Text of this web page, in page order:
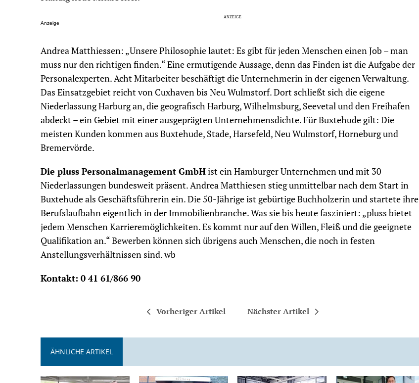
Anzeige
Andrea Matthiessen: „Unsere Philosophie lautet: Es gibt für jeden Menschen einen Job – man
muss nur den richtigen finden.“ Eine ermutigende Aussage, denn das Finden ist die Aufgabe der
Personalexperten. Acht Mitarbeiter beschäftigt die Unternehmerin in der eigenen Verwaltung.
Das Einsatzgebiet reicht von Cuxhaven bis Neu Wulmstorf. Dort schließt sich die eigene
Niederlassung Harburg an, die geografisch Harburg, Wilhelmsburg, Seevetal und den Freihafen
abdeckt – ein Gebiet mit einer ausgeprägten Unternehmensdichte. Für Buxtehude gilt: Die
meisten Kunden kommen aus Buxtehude, Stade, Harsefeld, Neu Wulmstorf, Horneburg und
Bremervörde.
Die pluss Personalmanagement GmbHist ein Hamburger Unternehmen und mit 30
Niederlassungen bundesweit präsent. Andrea Matthiesen stieg unmittelbar nach dem Start in
Buxtehude als Geschäftsführerin ein. Die 50-Jährige ist gebürtige Buchholzerin und startete ihre
Berufslaufbahn eigentlich in der Immobilienbranche. Was sie bis heute fasziniert: „pluss bietet
jedem Menschen Karrieremöglichkeiten. Es kommt nur auf den Willen, Fleiß und die geeignete
Qualifikation an.“ Bewerben können sich übrigens auch Menschen, die noch in festen
Anstellungsverhältnissen sind. wb
Kontakt: 0 41 61/866 90
Vorheriger Artikel Nächster Artikel
ÄHNLICHE ARTIKEL